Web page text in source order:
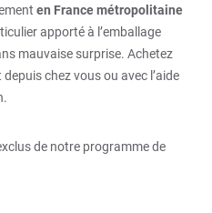
en France métropolitaine
apporté à l’emballage
mauvaise surprise. Achetez
chez vous ou avec l’aide
de notre programme de